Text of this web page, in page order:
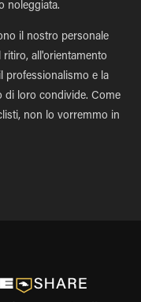
noleggiata.
il nostro personale
ritiro, all'orientamento
professionalismo e la
di loro condivide. Come
non lo vorremmo in